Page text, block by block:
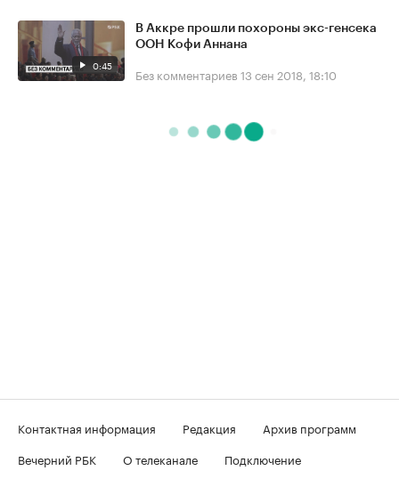
0:45
В Аккре прошли похороны экс-генсека
ООН Кофи Аннана
Без комментариев 13 сен 2018, 18:10
Контактная информация Редакция
Архив программ
Вечерний РБК
О телеканале
Подключение